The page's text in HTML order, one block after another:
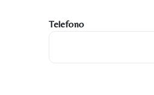
Telefono